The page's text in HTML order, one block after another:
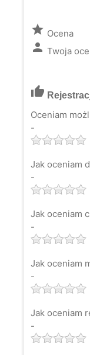
grade Ocena
person Twoja
thumb_up
Oceniam
-
Jak oceniam
-
Jak oceniam
-
Jak oceniam
-
Jak oceniam
-